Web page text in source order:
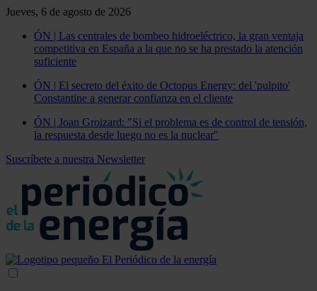
Jueves, 6 de agosto de 2026
ÓN | Las centrales de bombeo hidroeléctrico, la gran ventaja
competitiva en España a la que no se ha prestado la atención
suficiente
ÓN | El secreto del éxito de Octopus Energy: del 'pulpito'
Constantine a generar confianza en el cliente
ÓN | Joan Groizard: "Si el problema es de control de tensión,
la respuesta desde luego no es la nuclear"
Suscríbete a nuestra Newsletter